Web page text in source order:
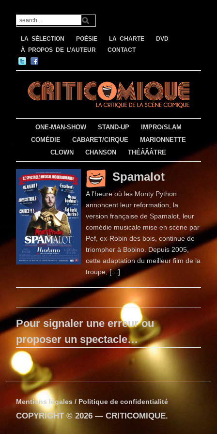
LA SÉLECTION POÉSIE LA CHARTE
DVD
À PROPOS DE L’AUTEUR
CONTACT
ONE-MAN-SHOW STAND-UP
IMPRO/SLAM
COMÉDIE
CABARET/CIRQUE
MARIONNETTE
CLOWN
CHANSON THÉÂÂÂTRE
Spamalot
A l’heure où les Monty Python
annoncent leur reformation, la
version française de Spamalot, leur
comédie musicale mise en scène par
Pef, ex-Robin des bois, continue de
triompher à Bobino. Depuis 2005,
cette adaptation du meilleur film de la
troupe, […]
Pour signaler une erreur ou
proposer un spectacle…
Mentions légales / Politique de confidentialité
COPYRIGHT © 2026 —CRITICOMIQUE.